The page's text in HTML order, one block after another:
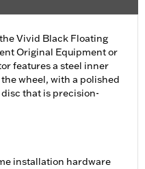
Vivid Black Floating
Original Equipment or
features a steel inner
wheel, with a polished
that is precision-
installation hardware